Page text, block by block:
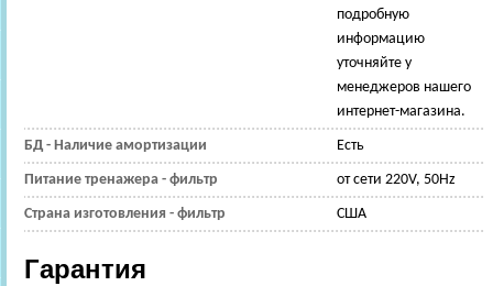
подробную
информацию
уточняйте у
менеджеров нашего
интернет-магазина.
БД - Наличие амортизации Есть
Питание тренажера - фильтр от сети 220V, 50Hz
Страна изготовления - фильтр США
Гарантия